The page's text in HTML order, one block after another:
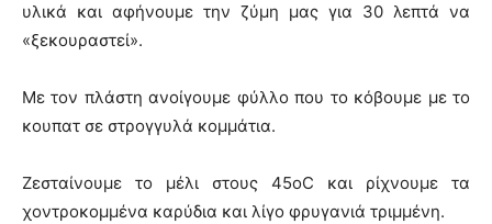
υλικά και αφήνουμε την ζύμη μας για 30 λεπτά να
«ξεκουραστεί».
Με τον πλάστη ανοίγουμε φύλλο που το κόβουμε με το
κουπατ σε στρογγυλά κομμάτια.
Ζεσταίνουμε το μέλι στους 45οC και ρίχνουμε τα
χοντροκομμένα καρύδια και λίγο φρυγανιά τριμμένη.